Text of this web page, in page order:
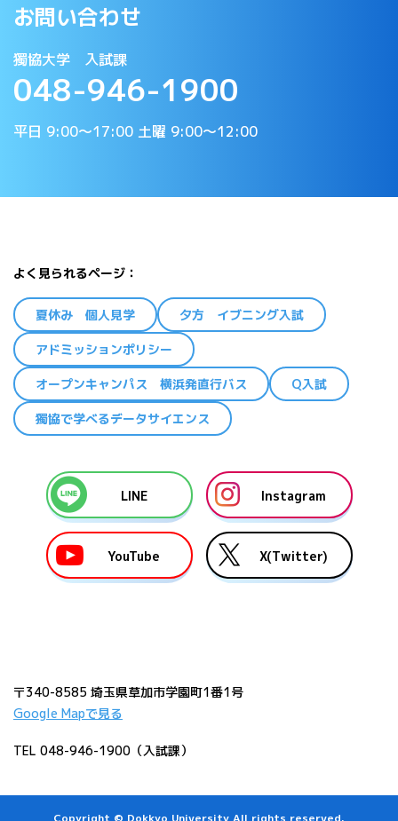
お問い合わせ
獨協大学 入試課
048-946-1900
平日 9:00〜17:00 土曜 9:00〜12:00
よく見られるページ
夏休み 個人見学 夕方 イブニング入試
アドミッションポリシー
オープンキャンパス 横浜発直行バス Q入試
獨協で学べるデータサイエンス
LINE Instagram
YouTube X(Twitter)
〒340-8585 埼玉県草加市学園町1番1号
Google Mapで見る
TEL 048-946-1900（入試課）